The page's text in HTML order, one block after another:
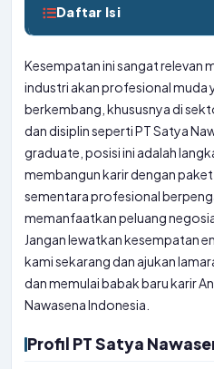
Daftar Isi
Kesempatan ini sangat relevan
industri akan profesional muda
berkembang, khususnya di
dan disiplin seperti PT Satya
graduate, posisi ini adalah
membangun karir dengan
sementara profesional
memanfaatkan peluang
Jangan lewatkan kesempatan
kami sekarang dan ajukan
dan memulai babak baru karir
Nawasena Indonesia.
Profil PT Satya